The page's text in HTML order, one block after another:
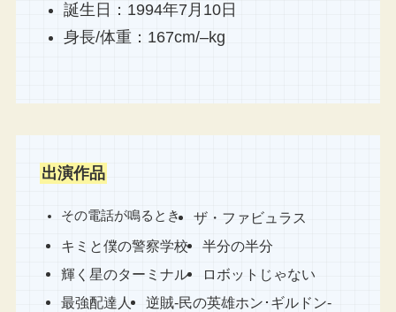
誕生日：1994年7月10日
身長/体重：167cm/–kg
出演作品
その電話が鳴るとき ザ・ファビュラス
キミと僕の警察学校 半分の半分
輝く星のターミナル
ロボットじゃない
最強配達人 逆賊-民の英雄ホン･ギルドン-